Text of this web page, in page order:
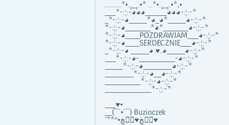
....….*•.¸_¸.•* ..*•.¸_¸.•*,•
___*-:¦:-◕◕◕______◕◕◕-:¦:-*
_*-:¦:-◕_____*◕_◕*_____◕-:¦:-*
*-:¦:-◕_______*◕*_______◕-:¦:-*
*-:¦:-◕____POZDRAWIAM___◕-:¦:-*
*-:¦:-◕____SERDECZNIE___◕-:¦:-*
_*-:¦:-◕ _____◕.♥.◕_____◕-:¦:-*
___*-:¦:-◕-__________-◕-:¦:-*
_____*-:¦:-◕________◕-:¦:-*
________*-:¦:-◕__◕-:¦:-*
__________*-:¦:-◕-:¦:-*
_____________*-:¦:-*
___♥•
__(¯`•´¯) Buziaczek
˜”*°•ڰۣڿ♥ڰۣڿ♥